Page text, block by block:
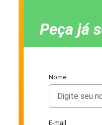
Peça já
Nome
E-mail